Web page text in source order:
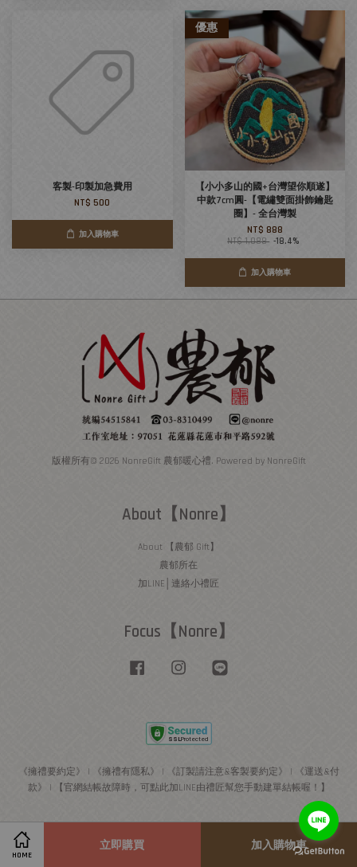
HOME
立即購買 加入購物車
客製-印製加急費用
NT$ 500
加入購物車
優惠
【小小多山的國+台灣望你順遂】
中款7cm圓-【電繡雙面掛飾鑰匙
圈】- 全台灣製
NT$ 888
NT$ 1,088 -18.4%
加入購物車
版權所有© 2026 NonreGift 農郁暖心禮. Powered by NonreGift
About【Nonre】
About 【農郁 Gift】
農郁所在
加LINE│連絡小禮匠
Focus【Nonre】
Facebook Instagram
《擁禮要約定》 | 《擁禮有隱私》 | 《訂製請注意&客製要約定》 |
《運送&付
款》
| 【官網結帳故障時，可點此加LINE由禮匠幫您手動建單結帳喔！】